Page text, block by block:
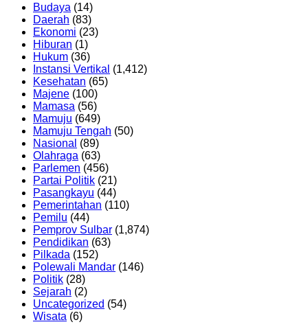
Budaya (14)
Daerah (83)
Ekonomi (23)
Hiburan (1)
Hukum (36)
Instansi Vertikal (1,412)
Kesehatan (65)
Majene (100)
Mamasa (56)
Mamuju (649)
Mamuju Tengah (50)
Nasional (89)
Olahraga (63)
Parlemen (456)
Partai Politik (21)
Pasangkayu (44)
Pemerintahan (110)
Pemilu (44)
Pemprov Sulbar (1,874)
Pendidikan (63)
Pilkada (152)
Polewali Mandar (146)
Politik (28)
Sejarah (2)
Uncategorized (54)
Wisata (6)